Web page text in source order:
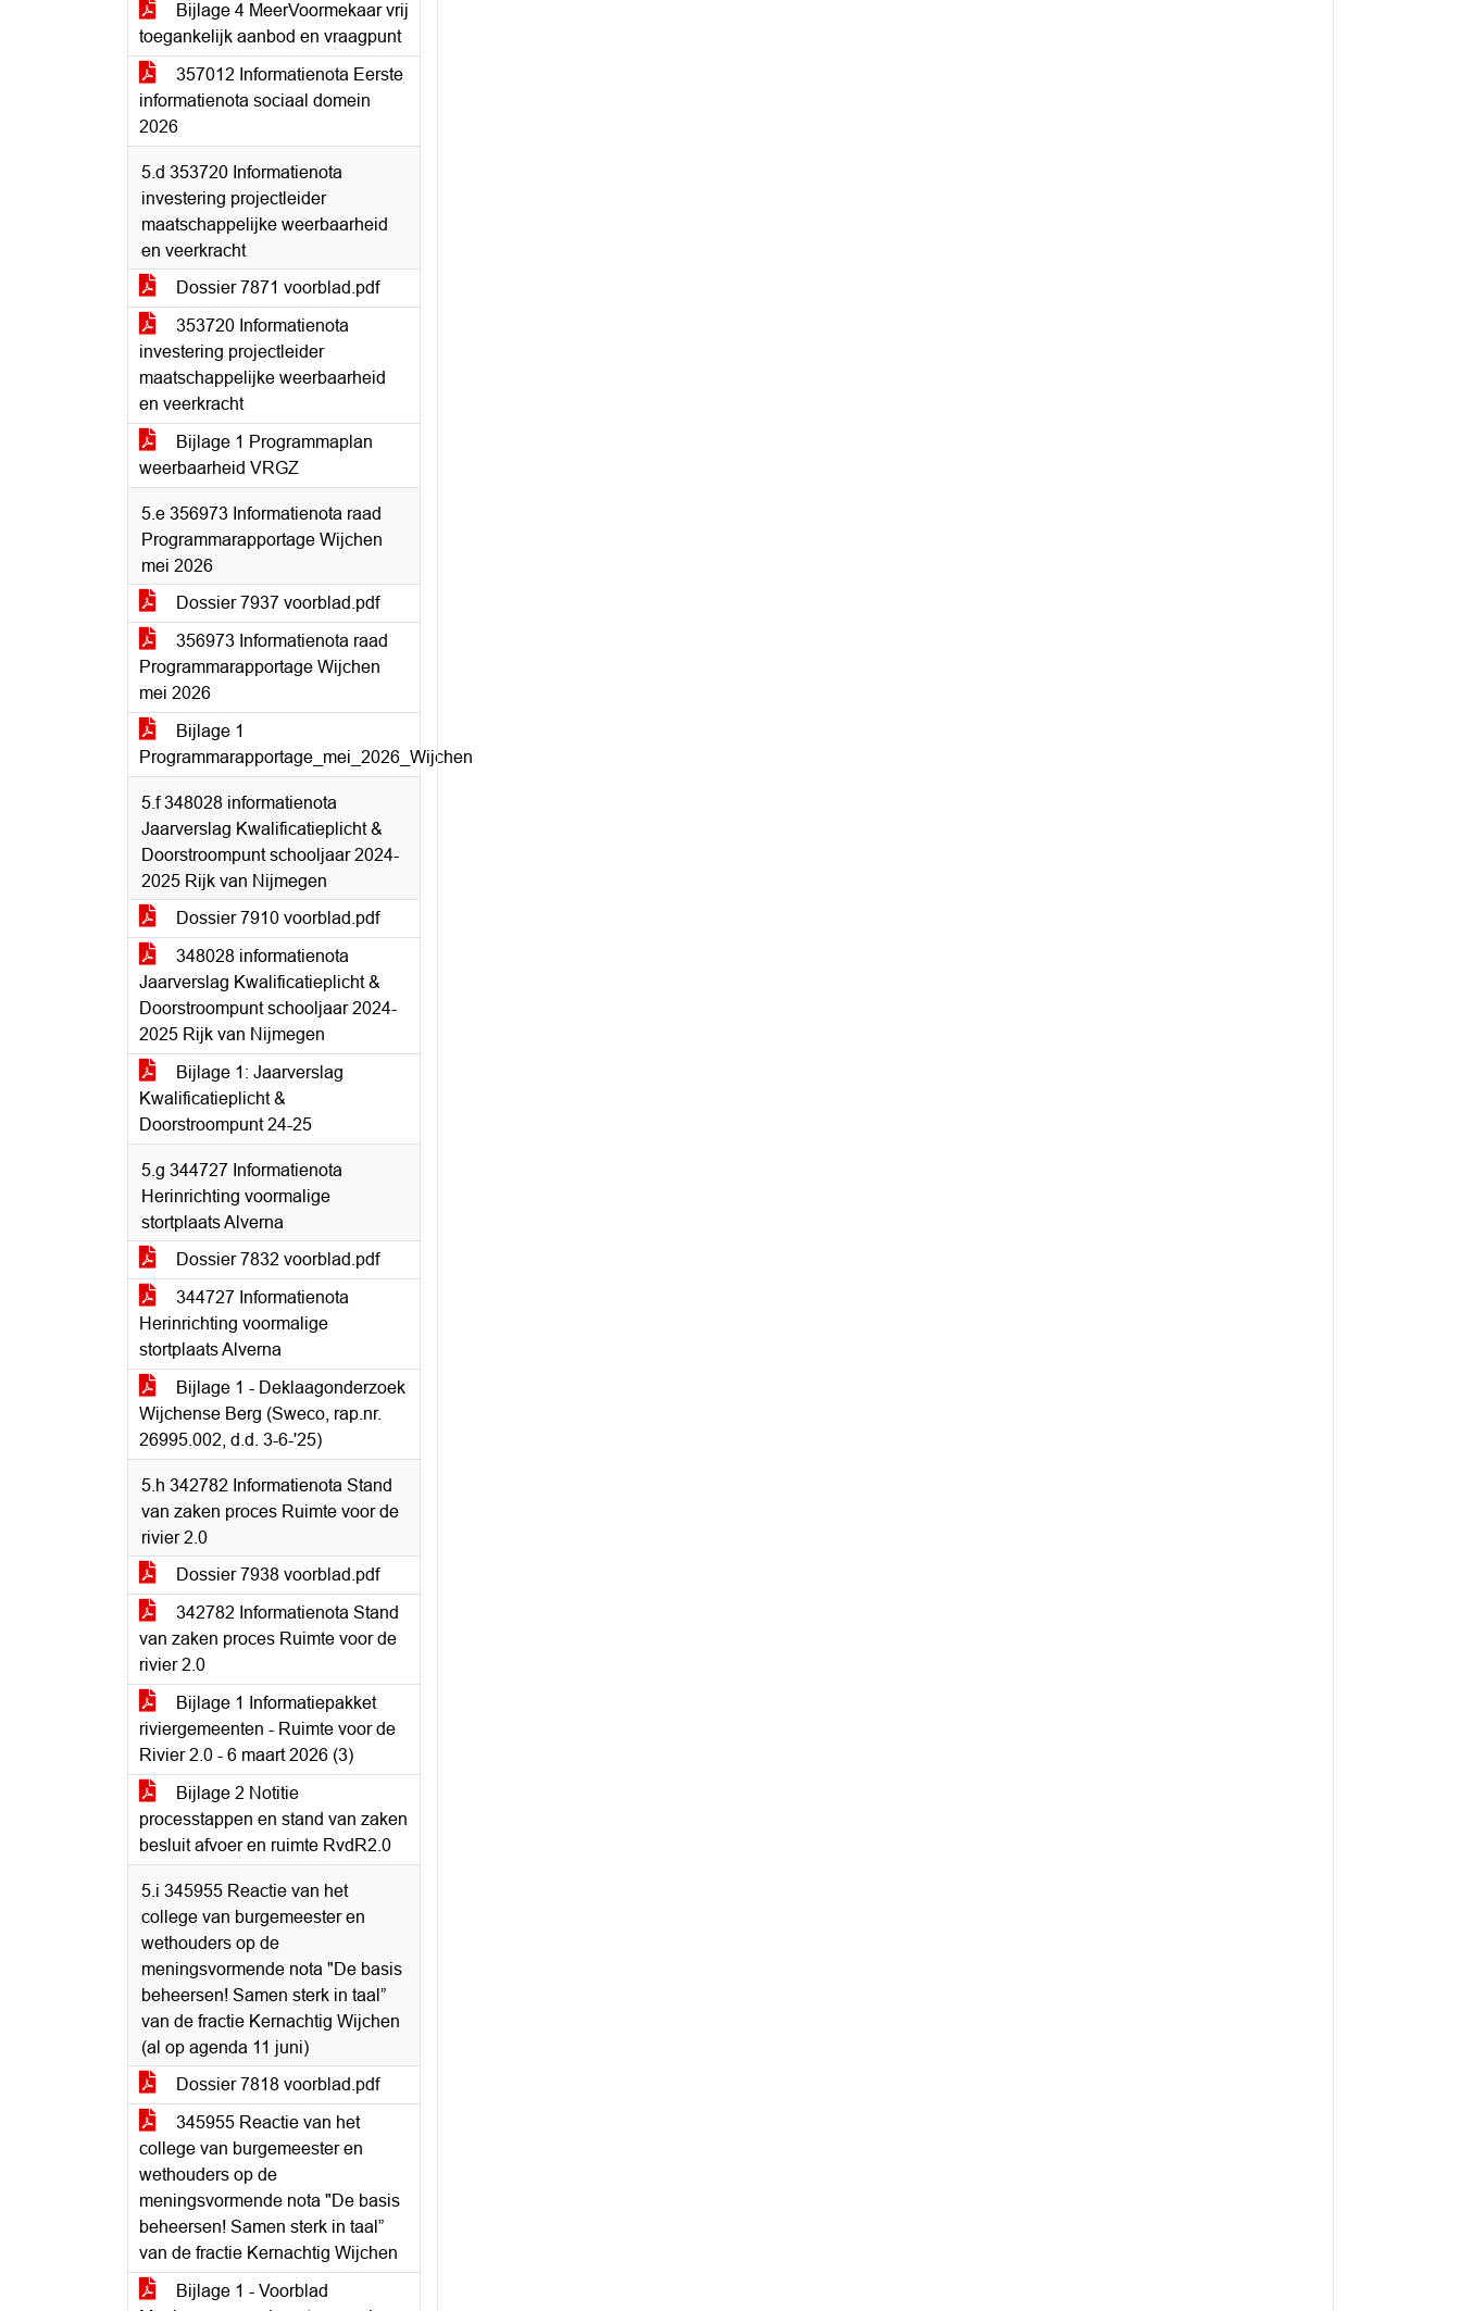
Bijlage 4 MeerVoormekaar vrij
toegankelijk aanbod en vraagpunt
357012 Informatienota Eerste
informatienota sociaal domein
2026
5.d 353720 Informatienota
investering projectleider
maatschappelijke weerbaarheid
en veerkracht
Dossier 7871 voorblad.pdf
353720 Informatienota
investering projectleider
maatschappelijke weerbaarheid
en veerkracht
Bijlage 1 Programmaplan
weerbaarheid VRGZ
5.e 356973 Informatienota raad
Programmarapportage Wijchen
mei 2026
Dossier 7937 voorblad.pdf
356973 Informatienota raad
Programmarapportage Wijchen
mei 2026
Bijlage 1
Programmarapportage_mei_2026_Wijchen
5.f 348028 informatienota
Jaarverslag Kwalificatieplicht &
Doorstroompunt schooljaar 2024-
2025 Rijk van Nijmegen
Dossier 7910 voorblad.pdf
348028 informatienota
Jaarverslag Kwalificatieplicht &
Doorstroompunt schooljaar 2024-
2025 Rijk van Nijmegen
Bijlage 1: Jaarverslag
Kwalificatieplicht &
Doorstroompunt 24-25
5.g 344727 Informatienota
Herinrichting voormalige
stortplaats Alverna
Dossier 7832 voorblad.pdf
344727 Informatienota
Herinrichting voormalige
stortplaats Alverna
Bijlage 1 - Deklaagonderzoek
Wijchense Berg (Sweco, rap.nr.
26995.002, d.d. 3-6-'25)
5.h 342782 Informatienota Stand
van zaken proces Ruimte voor de
rivier 2.0
Dossier 7938 voorblad.pdf
342782 Informatienota Stand
van zaken proces Ruimte voor de
rivier 2.0
Bijlage 1 Informatiepakket
riviergemeenten - Ruimte voor de
Rivier 2.0 - 6 maart 2026 (3)
Bijlage 2 Notitie
processtappen en stand van zaken
besluit afvoer en ruimte RvdR2.0
5.i 345955 Reactie van het
college van burgemeester en
wethouders op de
meningsvormende nota "De basis
beheersen! Samen sterk in taal”
van de fractie Kernachtig Wijchen
(al op agenda 11 juni)
Dossier 7818 voorblad.pdf
345955 Reactie van het
college van burgemeester en
wethouders op de
meningsvormende nota "De basis
beheersen! Samen sterk in taal”
van de fractie Kernachtig Wijchen
Bijlage 1 - Voorblad